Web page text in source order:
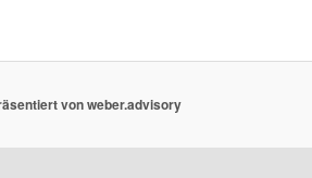
von weber.advisory